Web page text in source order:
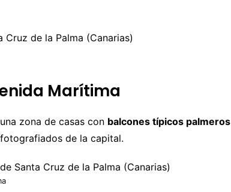
Marítima
zona de casas con balcones típicos palmeros
de la capital.